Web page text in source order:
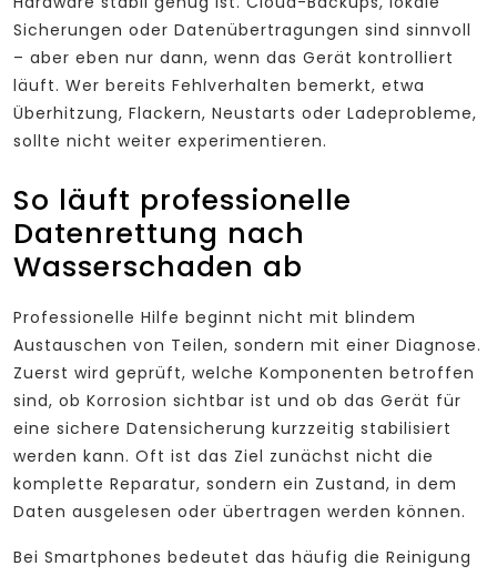
Sicherungen oder Datenübertragungen sind sinnvoll
– aber eben nur dann, wenn das Gerät kontrolliert
läuft. Wer bereits Fehlverhalten bemerkt, etwa
Überhitzung, Flackern, Neustarts oder Ladeprobleme,
sollte nicht weiter experimentieren.
So läuft professionelle
Datenrettung nach
Wasserschaden ab
Professionelle Hilfe beginnt nicht mit blindem
Austauschen von Teilen, sondern mit einer Diagnose.
Zuerst wird geprüft, welche Komponenten betroffen
sind, ob Korrosion sichtbar ist und ob das Gerät für
eine sichere Datensicherung kurzzeitig stabilisiert
werden kann. Oft ist das Ziel zunächst nicht die
komplette Reparatur, sondern ein Zustand, in dem
Daten ausgelesen oder übertragen werden können.
Bei Smartphones bedeutet das häufig die Reinigung